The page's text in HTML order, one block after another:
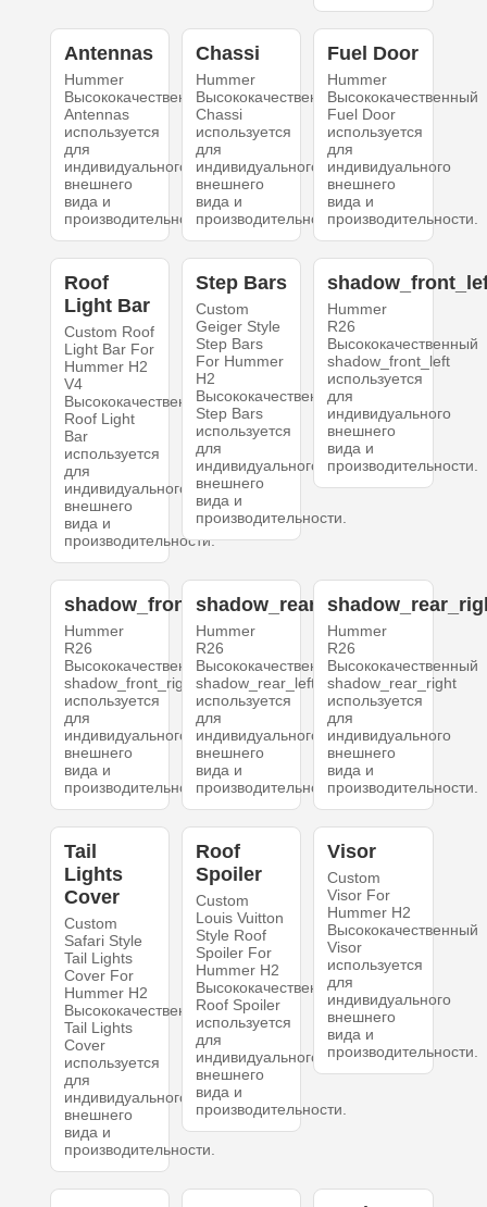
Antennas
Hummer
Высококачественный
Antennas
используется
для
индивидуального
внешнего
вида и
производительности.
Chassi
Hummer
Высококачественный
Chassi
используется
для
индивидуального
внешнего
вида и
производительности.
Fuel Door
Hummer
Высококачественный
Fuel Door
используется
для
индивидуального
внешнего
вида и
производительности.
Roof
Light Bar
Custom Roof
Light Bar For
Hummer H2
V4
Высококачественный
Roof Light
Bar
используется
для
индивидуального
внешнего
вида и
производительности.
Step Bars
Custom
Geiger Style
Step Bars
For Hummer
H2
Высококачественный
Step Bars
используется
для
индивидуального
внешнего
вида и
производительности.
Hummer
R26
Высококачественный
shadow_front_left
используется
для
индивидуального
внешнего
вида и
производительности.
shadow_front_right
Hummer
R26
Высококачественный
shadow_front_right
используется
для
индивидуального
внешнего
вида и
производительности.
shadow_rear_left
Hummer
R26
Высококачественный
shadow_rear_left
используется
для
индивидуального
внешнего
вида и
производительности.
Hummer
R26
Высококачественный
shadow_rear_right
используется
для
индивидуального
внешнего
вида и
производительности.
Tail
Lights
Cover
Custom
Safari Style
Tail Lights
Cover For
Hummer H2
Высококачественный
Tail Lights
Cover
используется
для
индивидуального
внешнего
вида и
производительности.
Roof
Spoiler
Custom
Louis Vuitton
Style Roof
Spoiler For
Hummer H2
Высококачественный
Roof Spoiler
используется
для
индивидуального
внешнего
вида и
производительности.
Visor
Custom
Visor For
Hummer H2
Высококачественный
Visor
используется
для
индивидуального
внешнего
вида и
производительности.